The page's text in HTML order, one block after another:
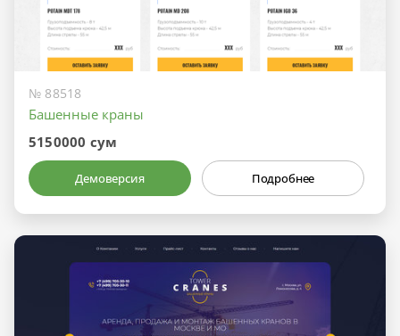
№ 88518
Башенные краны
5150000 сум
Демоверсия Подробнее